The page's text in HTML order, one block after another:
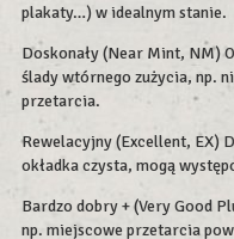
plakaty…) w idealnym stanie.
Doskonały (Near Mint, NM)
ślady wtórnego zużycia, np.
przetarcia.
Rewelacyjny (Excellent, EX)
okładka czysta, mogą
Bardzo dobry + (Very Good
np. miejscowe przetarcia